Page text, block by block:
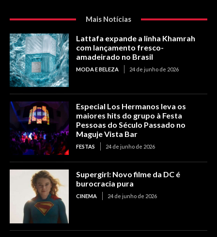
Mais Notícias
Lattafa expande a linha Khamrah
com lançamento fresco-
amadeirado no Brasil
MODA E BELEZA 24 de junho de 2026
Especial Los Hermanos leva os
maiores hits do grupo à Festa
Pessoas do Século Passado no
Maguje Vista Bar
FESTAS 24 de junho de 2026
Supergirl: Novo filme da DC é
burocracia pura
CINEMA 24 de junho de 2026